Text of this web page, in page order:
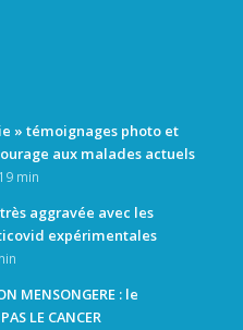
» témoignages photo et
aux malades actuels
min
aggravée avec les
expérimentales
MENSONGERE : le
LE CANCER